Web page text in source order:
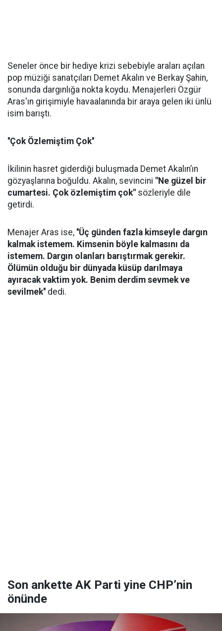
Seneler önce bir hediye krizi sebebiyle araları açılan
pop müziği sanatçıları Demet Akalın ve Berkay Şahin,
sonunda dargınlığa nokta koydu. Menajerleri Özgür
Aras'ın girişimiyle havaalanında bir araya gelen iki ünlü
isim barıştı.
''Çok Özlemiştim Çok''
İkilinin hasret giderdiği buluşmada Demet Akalın’ın
gözyaşlarına boğuldu. Akalın, sevincini "Ne güzel bir
cumartesi. Çok özlemiştim çok" sözleriyle dile
getirdi.
Menajer Aras ise, ''Üç günden fazla kimseyle dargın
kalmak istemem. Kimsenin böyle kalmasını da
istemem. Dargın olanları barıştırmak gerekir.
Ölümün olduğu bir dünyada küsüp darılmaya
ayıracak vaktim yok. Benim derdim sevmek ve
sevilmek'' dedi.
Son ankette AK Parti yine CHP’nin
önünde